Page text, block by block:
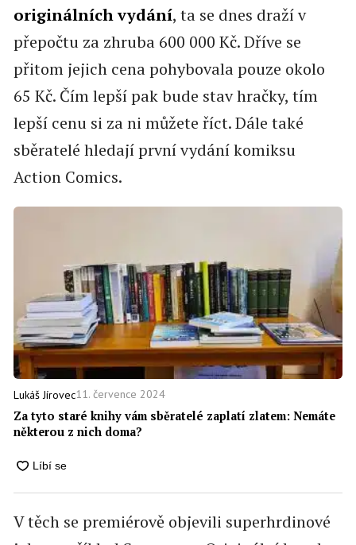
originálních vydání, ta se dnes draží v
přepočtu za zhruba 600 000 Kč. Dříve se
přitom jejich cena pohybovala pouze okolo
65 Kč. Čím lepší pak bude stav hračky, tím
lepší cenu si za ni můžete říct. Dále také
sběratelé hledají první vydání komiksu
Action Comics.
Lukáš Jírovec11. července 2024
Za tyto staré knihy vám sběratelé zaplatí zlatem: Nemáte
některou z nich doma?
V těch se premiérově objevili superhrdinové